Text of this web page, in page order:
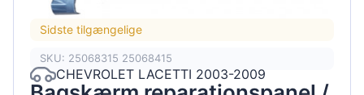
Sidste tilgængelige
SKU: 25068315 25068415
CHEVROLET LACETTI 2003-2009